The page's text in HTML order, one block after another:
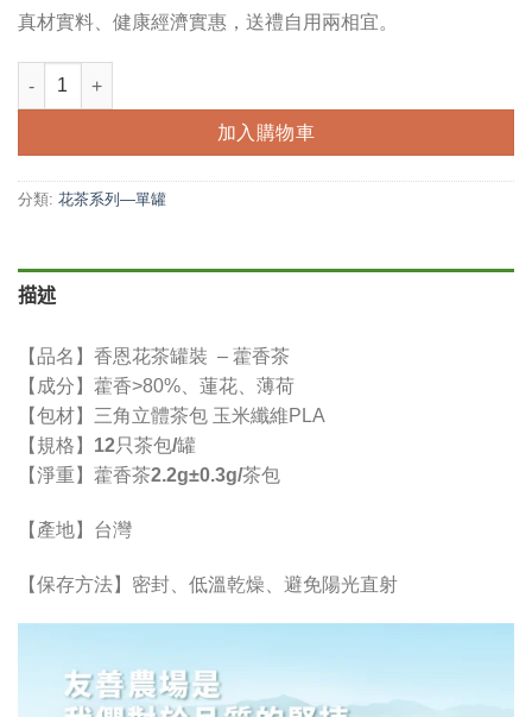
真材實料、健康經濟實惠，送禮自用兩相宜。
香恩花茶粉罐 - 藿香茶 Sg2 數量
加入購物車
分類: 花茶系列—單罐
描述
【品名】 香恩花茶罐裝 – 藿香茶
【成分】藿香>80%、蓮花、薄荷
【包材】三角立體茶包 玉米纖維PLA
【規格】12只茶包/罐
【淨重】 藿香茶2.2g±0.3g/茶包
【產地】台灣
【保存方法】密封、低溫乾燥、避免陽光直射